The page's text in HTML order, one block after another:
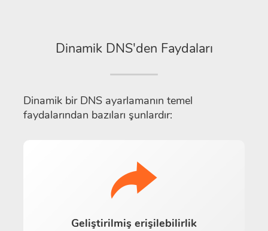
Dinamik DNS'den Faydaları
Dinamik bir DNS ayarlamanın temel
faydalarından bazıları şunlardır:
Geliştirilmiş erişilebilirlik